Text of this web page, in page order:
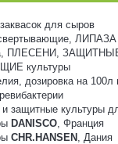
для сыров
ЛИПАЗА
ПЛЕСЕНИ,
культуры
дозировка на 100л
и защитные культуры
DANISCO, Франция
CHR.HANSEN , Дания